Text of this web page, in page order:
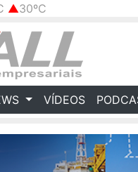
▲30ºC
VÍDEOS